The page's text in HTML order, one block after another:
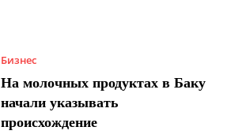
Бизнес
На молочных продуктах в Баку
начали указывать
происхождение